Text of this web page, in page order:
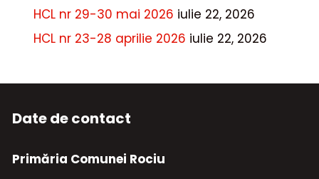
HCL nr 29-30 mai 2026 iulie 22, 2026
HCL nr 23-28 aprilie 2026 iulie 22, 2026
Date de contact
Primăria Comunei Rociu